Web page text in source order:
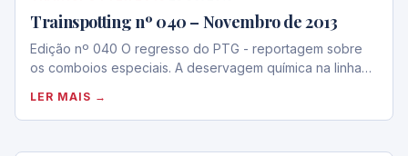
Trainspotting nº 040 – Novembro de 2013
Edição nº 040 O regresso do PTG - reportagem sobre
os comboios especiais. A deservagem química na linha…
LER MAIS →